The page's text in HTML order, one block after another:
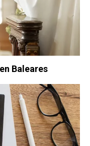
Baleares